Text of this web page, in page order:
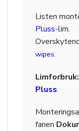
Listen
Pluss-lim.
wipes.
Pluss
fanen